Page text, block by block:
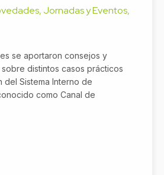
, Jornadas y Eventos,
se aportaron consejos y
distintos casos prácticos
del Sistema Interno de
como Canal de